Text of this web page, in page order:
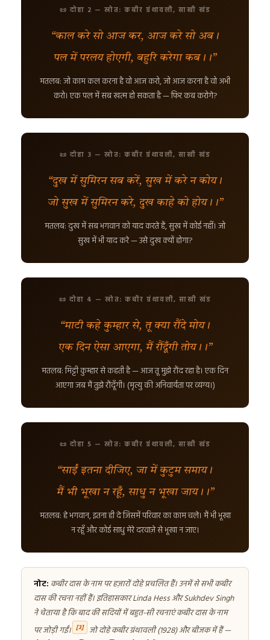
📜 दोहा 2 — स्रोत: कबीर ग्रंथावली, साखी खंड
“काल करे सो आज कर, आज करे सो अब।
पल में परलय होएगी, बहुरि करेगा कब।।”
मतलब: जो काम कल करना है वो आज करो, जो आज करना है वो अभी
करो। एक पल में सब खत्म हो सकता है — फिर कब करोगे?
📜 दोहा 3 — स्रोत: कबीर ग्रंथावली, साखी खंड
“दुख में सुमिरन सब करें, सुख में करे न कोय।
जो सुख में सुमिरन करे, दुख काहे को होय।।”
मतलब: दुख में सब भगवान को याद करते हैं, सुख में कोई नहीं। जो
सुख में भी याद करे — उसे दुख क्यों होगा?
📜 दोहा 4 — स्रोत: कबीर ग्रंथावली, साखी खंड
“माटी कहे कुम्हार से, तू क्या रौंदे मोय।
एक दिन ऐसा आएगा, मैं रौंदूँगी तोय।।”
मतलब: मिट्टी कुम्हार से कहती है — आज तू मुझे रौंद रहा है। एक दिन
आएगा जब मैं तुझे रौंदूँगी। (मृत्यु की अनिवार्यता पर व्यंग्य।)
📜 दोहा 5 — स्रोत: कबीर ग्रंथावली, साखी खंड
“साईं इतना दीजिए, जा में कुटुम समाय।
मैं भी भूखा न रहूँ, साधु न भूखा जाय।।”
मतलब: हे भगवान, इतना ही दे जिसमें परिवार का काम चले। मैं भी भूखा
न रहूँ और कोई साधु मेरे दरवाज़े से भूखा न जाए।
नोट: कबीर दास के नाम पर हज़ारों दोहे प्रचलित हैं। उनमें से सभी कबीर
दास की रचना नहीं हैं। इतिहासकार Linda Hess और Sukhdev Singh
ने चेताया है कि बाद की सदियों में बहुत-सी रचनाएं कबीर दास के नाम
पर जोड़ी गईं। [3] जो दोहे कबीर ग्रंथावली (1928) और बीजक में हैं —